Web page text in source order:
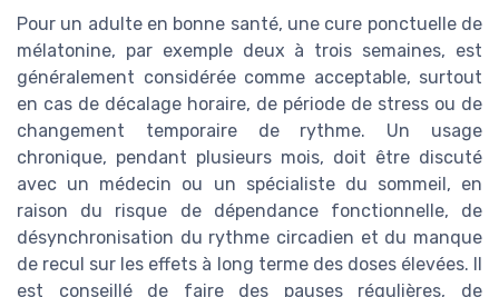
Pour un adulte en bonne santé, une cure ponctuelle de
mélatonine, par exemple deux à trois semaines, est
généralement considérée comme acceptable, surtout
en cas de décalage horaire, de période de stress ou de
changement temporaire de rythme. Un usage
chronique, pendant plusieurs mois, doit être discuté
avec un médecin ou un spécialiste du sommeil, en
raison du risque de dépendance fonctionnelle, de
désynchronisation du rythme circadien et du manque
de recul sur les effets à long terme des doses élevées. Il
est conseillé de faire des pauses régulières, de